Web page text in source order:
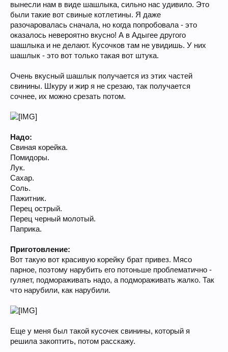
вынесли нам в виде шашлыка, сильно нас удивило. Это
были такие вот свиные котлетины. Я даже
разочаровалась сначала, но когда попробовала - это
оказалось невероятно вкусно! А в Адыгее другого
шашлыка и не делают. Кусочков там не увидишь. У них
шашлык - это вот только такая вот штука.
Очень вкусный шашлык получается из этих частей
свинины. Шкуру и жир я не срезаю, так получается
сочнее, их можно срезать потом.
Надо:
Свиная корейка.
Помидоры.
Лук.
Сахар.
Соль.
Пажитник.
Перец острый.
Перец черный молотый.
Паприка.
Приготовление:
Вот такую вот красивую корейку брат привез. Мясо
парное, поэтому нарубить его потоньше проблематично -
гуляет, подмораживать надо, а подмораживать жалко. Так
что нарубили, как нарубили.
Еще у меня был такой кусочек свинины, который я
решила закоптить, потом расскажу.